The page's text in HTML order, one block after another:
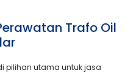
Trafo Oil
pilihan utama untuk jasa